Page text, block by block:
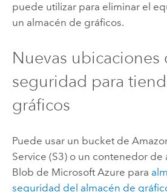
puede utilizar para eliminar el
un almacén de gráficos.
Nuevas ubicaciones
seguridad para
gráficos
Puede usar un bucket de
Service (S3)o un contenedor de
Blob de Microsoft Azure para
seguridad del almacén de